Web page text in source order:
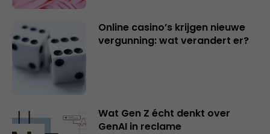
Online casino’s krijgen nieuwe
vergunning: wat verandert er?
Wat Gen Z écht denkt over
GenAI in reclame